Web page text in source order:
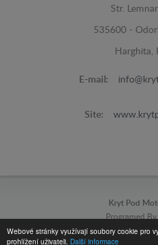
Webové stránky využívají soubory cookie pro
prohlížení uživateli. Další informace
Str.
535600 -
Harghita,
E-mail:
Site:
Kryt Pod
Programed By